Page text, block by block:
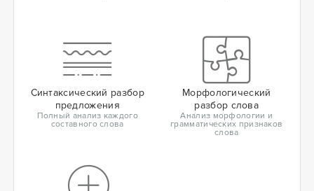
Синтаксический разбор
предложения
Полный анализ каждого
составного слова
Морфологический
разбор слова
Анализ морфологии и
грамматических признаков
слова